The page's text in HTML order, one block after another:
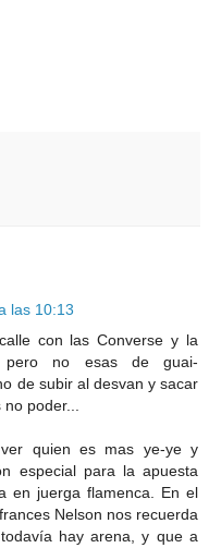
las 10:13
con las Converse y la
pero no esas de guai-
de subir al desvan y sacar
poder...
quien es mas ye-ye y
especial para la apuesta
en juerga flamenca. En el
Nelson nos recuerda
hay arena, y que a